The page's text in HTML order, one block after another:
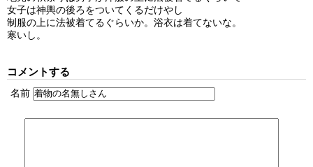
女子は神輿の後ろをついてくるだけやし
制服の上に法被着てるぐらいか。浴衣は着てないな。
寒いし。
コメントする
名前